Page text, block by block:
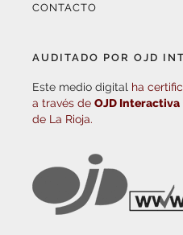
CONTACTO
AUDITADO POR OJD
Este medio digital ha
a través de OJD Interactiva
de La Rioja.